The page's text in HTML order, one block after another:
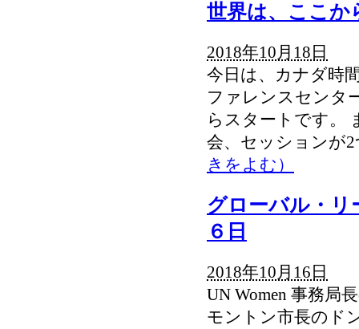
世界は、ここ
2018年10月18日
今日は、カナダ時
ファレンスセンタ
らスタートです。
会、セッションが
きをよむ）
グローバル・
６日
2018年10月16日
UN Women 事務局
モントン市長の